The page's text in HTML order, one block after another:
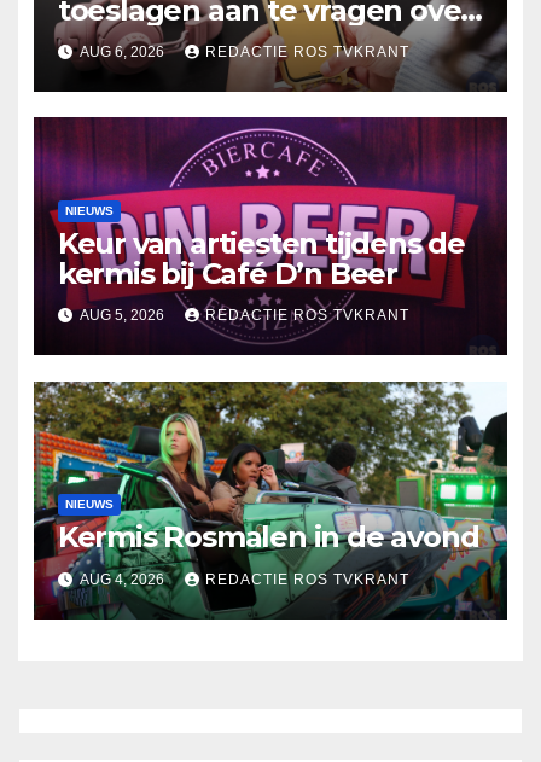
toeslagen aan te vragen over
2025
AUG 6, 2026 REDACTIE ROS TVKRANT
NIEUWS
Keur van artiesten tijdens de
kermis bij Café D’n Beer
AUG 5, 2026 REDACTIE ROS TVKRANT
NIEUWS
Kermis Rosmalen in de avond
AUG 4, 2026 REDACTIE ROS TVKRANT